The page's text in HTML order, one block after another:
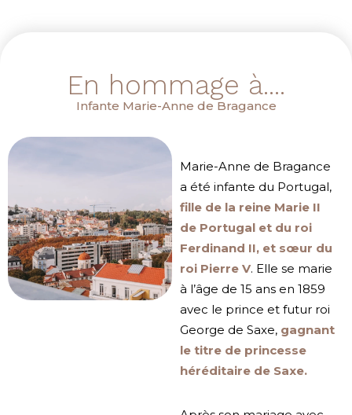
En hommage à....
Infante Marie-Anne de Bragance
Marie-Anne de Bragance
a été infante du Portugal,
fille de la reine Marie II
de Portugal et du roi
Ferdinand II, et sœur du
roi Pierre V. Elle se marie
à l’âge de 15 ans en 1859
avec le prince et futur roi
George de Saxe, gagnant
le titre de princesse
héréditaire de Saxe.